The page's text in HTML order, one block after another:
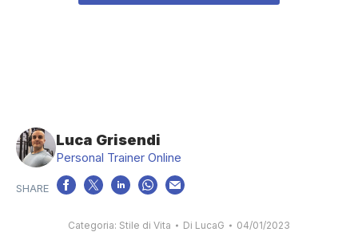
Luca Grisendi
Personal Trainer Online
Categoria: Stile di Vita Di LucaG 04/01/2023